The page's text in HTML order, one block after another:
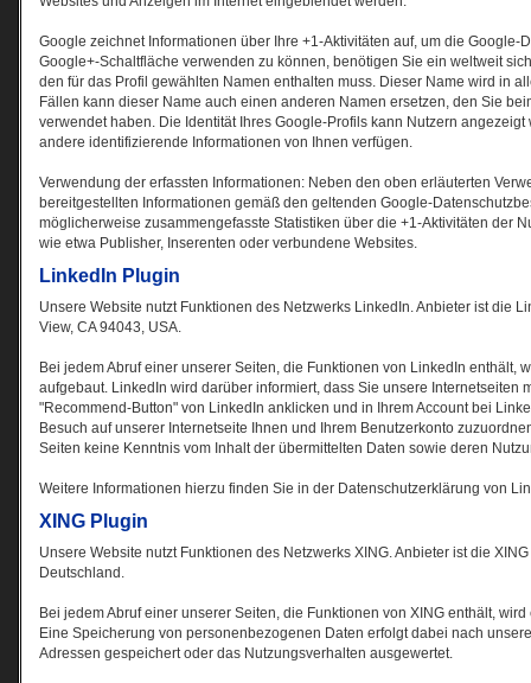
Google zeichnet Informationen über Ihre +1-Aktivitäten auf, um die
Google+-Schaltfläche verwenden zu können, benötigen Sie ein weltweit
den für das Profil gewählten Namen enthalten muss. Dieser Name wird in
Fällen kann dieser Name auch einen anderen Namen ersetzen, den Sie
verwendet haben. Die Identität Ihres Google-Profils kann Nutzern
andere identifizierende Informationen von Ihnen verfügen.
Verwendung der erfassten Informationen: Neben den oben erläuterten
bereitgestellten Informationen gemäß den geltenden Google-
möglicherweise zusammengefasste Statistiken über die +1-Aktivitäten der
wie etwa Publisher, Inserenten oder verbundene Websites.
LinkedIn Plugin
Unsere Website nutzt Funktionen des Netzwerks LinkedIn. Anbieter ist die
View, CA 94043, USA.
Bei jedem Abruf einer unserer Seiten, die Funktionen von LinkedIn enthält,
aufgebaut. LinkedIn wird darüber informiert, dass Sie unsere Internetseiten
"Recommend-Button" von LinkedIn anklicken und in Ihrem Account bei
Besuch auf unserer Internetseite Ihnen und Ihrem Benutzerkonto
Seiten keine Kenntnis vom Inhalt der übermittelten Daten sowie deren
Weitere Informationen hierzu finden Sie in der Datenschutzerklärung von
XING Plugin
Unsere Website nutzt Funktionen des Netzwerks XING. Anbieter ist die
Deutschland.
Bei jedem Abruf einer unserer Seiten, die Funktionen von XING enthält,
Eine Speicherung von personenbezogenen Daten erfolgt dabei nach
Adressen gespeichert oder das Nutzungsverhalten ausgewertet.